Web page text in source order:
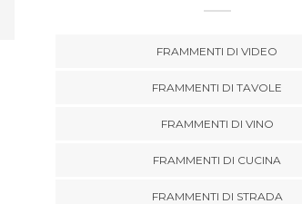
FRAMMENTI DI VIDEO
FRAMMENTI DI TAVOLE
FRAMMENTI DI VINO
FRAMMENTI DI CUCINA
FRAMMENTI DI STRADA